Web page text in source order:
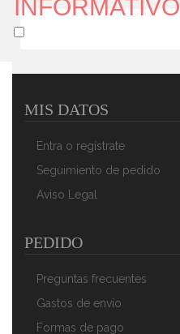
INFORMATIVO
MIS DATOS
Entra o regístrate
Seguimiento de pedido
Aviso Legal
PEDIDO
Preguntas frecuentes
Gastos de envío
Formas de pago